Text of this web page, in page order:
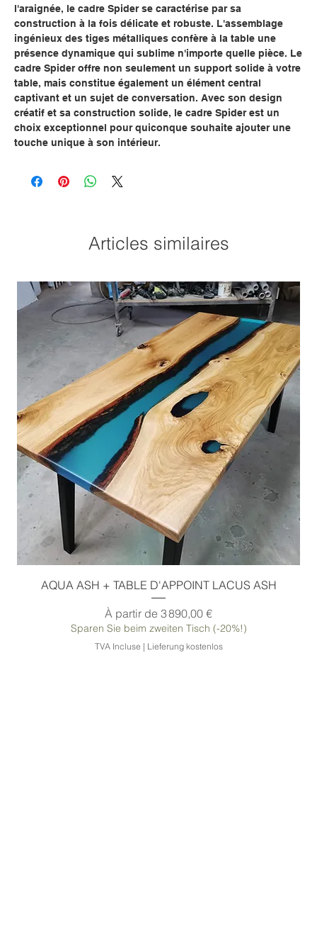
Articles similaires
AQUA ASH + TABLE D'APPOINT LACUS ASH
À partir de 3 890,00 €
Prix promotionnel
Sparen Sie beim zweiten Tisch (-20%!)
TVA Incluse | Lieferung kostenlos
l'araignée, le cadre Spider se caractérise par sa
construction à la fois délicate et robuste. L'assemblage
ingénieux des tiges métalliques confère à la table une
présence dynamique qui sublime n'importe quelle pièce. Le
cadre Spider offre non seulement un support solide à votre
table, mais constitue également un élément central
captivant et un sujet de conversation. Avec son design
créatif et sa construction solide, le cadre Spider est un
choix exceptionnel pour quiconque souhaite ajouter une
touche unique à son intérieur.